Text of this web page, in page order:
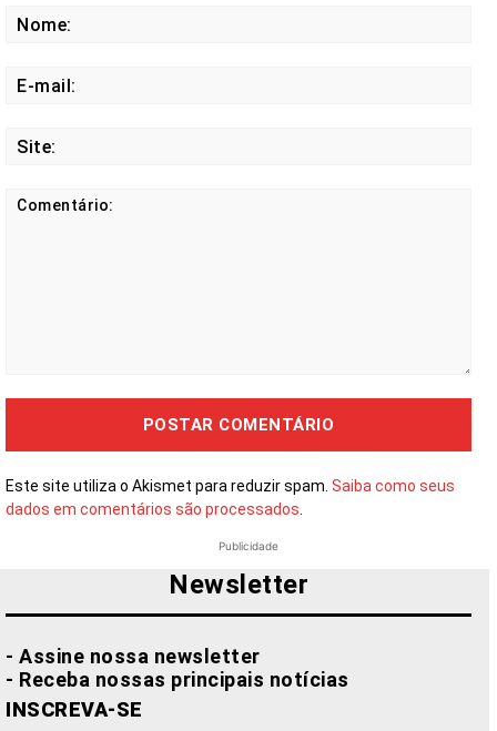
Este site utiliza o Akismet para reduzir spam. Saiba como seus
dados em comentários são processados.
Publicidade
Newsletter
- Assine nossa newsletter
- Receba nossas principais notícias
INSCREVA-SE